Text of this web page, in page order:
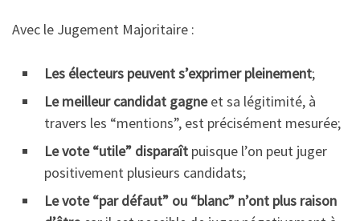
Avec le Jugement Majoritaire :
Les électeurs peuvent s’exprimer pleinement;
Le meilleur candidat gagneet sa légitimité, à
travers les “mentions”, est précisément mesurée;
Le vote “utile” disparaît puisque l’on peut juger
positivement plusieurs candidats;
Le vote “par défaut” ou “blanc” n’ont plus raison